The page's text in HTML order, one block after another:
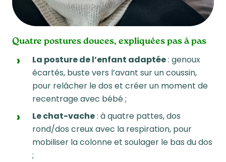
Quatre postures douces, expliquées pas à pas
La posture de l’enfant adaptée: genoux
écartés, buste vers l’avant sur un coussin,
pour relâcher le dos et créer un moment de
recentrage avec bébé ;
Le chat-vache: à quatre pattes, dos
rond/dos creux avec la respiration, pour
mobiliser la colonne et soulager le bas du dos
;